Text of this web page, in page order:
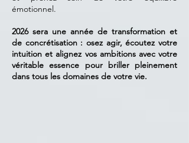
émotionnel.
2026 sera une année de transformation et
de concrétisation : osez agir, écoutez votre
intuition et alignez vos ambitions avec votre
véritable essence pour briller pleinement
dans tous les domaines de votre vie.